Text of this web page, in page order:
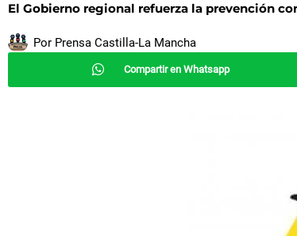
El Gobierno regional refuerza la prevención
Por Prensa Castilla-La Mancha
Compartir en Whatsapp